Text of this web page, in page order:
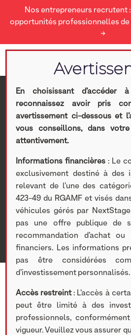
Nos entrepreneurs recrutent
opportunités professionnelles
→
Test salivaire
Nextstage AM> Actualités
participations
>
salivaire EasyCov :
4 NOVEMBRE 2020
En choisissant
reconnaissez avoir pris
avertissement ci-dessous et
vous conseillons, dans
attentivement.
Informations financières : Le
exclusivement destiné à des
relevant de l’une des
423-49 du RGAMF et visés
véhicules gérés par
pas une offre publique de
recommandation d’achat
financiers. Les informations
pas être considérées
d’investissement personnalisés.
Accès restreint: L’accès à
peut être limité à des
professionnels,
vigueur. Veuillez vous assurer